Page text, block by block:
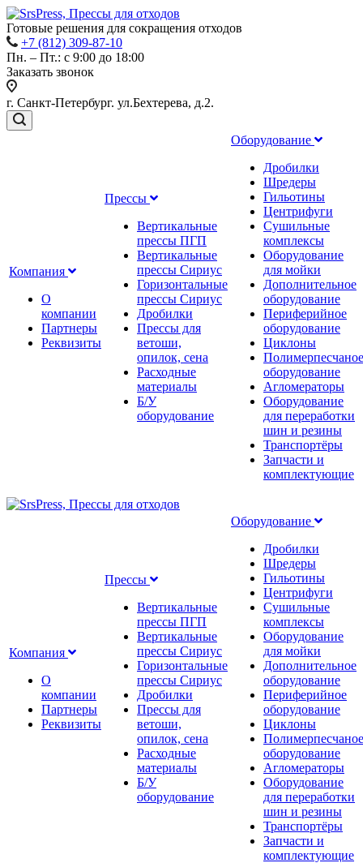
Готовые решения для сокращения отходов
+7 (812) 309-87-10
Пн. – Пт.: с 9:00 до 18:00
Заказать звонок
г. Санкт-Петербург. ул.Бехтерева, д.2.
Компания
О
компании
Партнеры
Реквизиты
Прессы
Вертикальные
прессы ПГП
Вертикальные
прессы Сириус
Горизонтальные
прессы Сириус
Дробилки
Прессы для
ветоши,
опилок, сена
Расходные
материалы
Б/У
оборудование
Оборудование
Дробилки
Шредеры
Гильотины
Центрифуги
Сушильные
комплексы
Оборудование
для мойки
Дополнительное
оборудование
Периферийное
оборудование
Циклоны
Полимерпесчаное
оборудование
Агломераторы
Оборудование
для переработки
шин и резины
Транспортёры
Запчасти и
комплектующие
Компания
О
компании
Партнеры
Реквизиты
Прессы
Вертикальные
прессы ПГП
Вертикальные
прессы Сириус
Горизонтальные
прессы Сириус
Дробилки
Прессы для
ветоши,
опилок, сена
Расходные
материалы
Б/У
оборудование
Оборудование
Дробилки
Шредеры
Гильотины
Центрифуги
Сушильные
комплексы
Оборудование
для мойки
Дополнительное
оборудование
Периферийное
оборудование
Циклоны
Полимерпесчаное
оборудование
Агломераторы
Оборудование
для переработки
шин и резины
Транспортёры
Запчасти и
комплектующие